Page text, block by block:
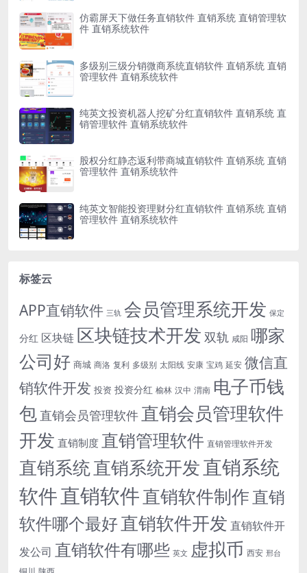
仿霸屏天下做任务直销软件 直销系统 直销管理软
件 直销系统软件
多级别三级分销微商系统直销软件 直销系统 直销
管理软件 直销系统软件
纯英文投资机器人挖矿分红直销软件 直销系统 直
销管理软件 直销系统软件
股权分红静态返利带商城直销软件 直销系统 直销
管理软件 直销系统软件
纯英文智能投资理财分红直销软件 直销系统 直销
管理软件 直销系统软件
标签云
APP直销软件 三轨 会员管理系统开发 保定
分红 区块链 区块链技术开发 双轨 咸阳 哪家
公司好 商城 商洛 复利 多级别 太阳线 安康 宝鸡 延安 微信直
销软件开发 投资 投资分红 榆林 汉中 渭南 电子币钱
包 直销会员管理软件 直销会员管理软件
开发 直销制度 直销管理软件 直销管理软件开发
直销系统直销系统开发直销系统
软件直销软件直销软件制作直销
软件哪个最好直销软件开发 直销软件开
发公司 直销软件有哪些 英文 虚拟币 西安 邢台